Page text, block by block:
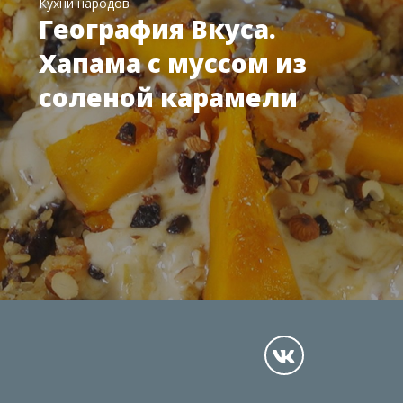
География Вкуса.
Хапама с муссом из
соленой карамели